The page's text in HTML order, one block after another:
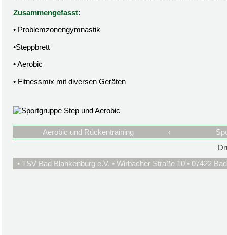
Zusammengefasst:
• Problemzonengymnastik
•Steppbrett
• Aerobic
• Fitnessmix mit diversen Geräten
Aerobic und Rückentraining ‹
• TSV Bad Blankenburg e.V. • Wirbacher Straße 10 • 07422